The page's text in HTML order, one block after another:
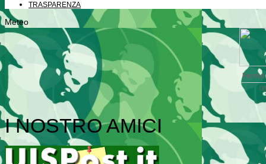
TRASPARENZA
Meteo
Fermo
I NOSTRO AMICI